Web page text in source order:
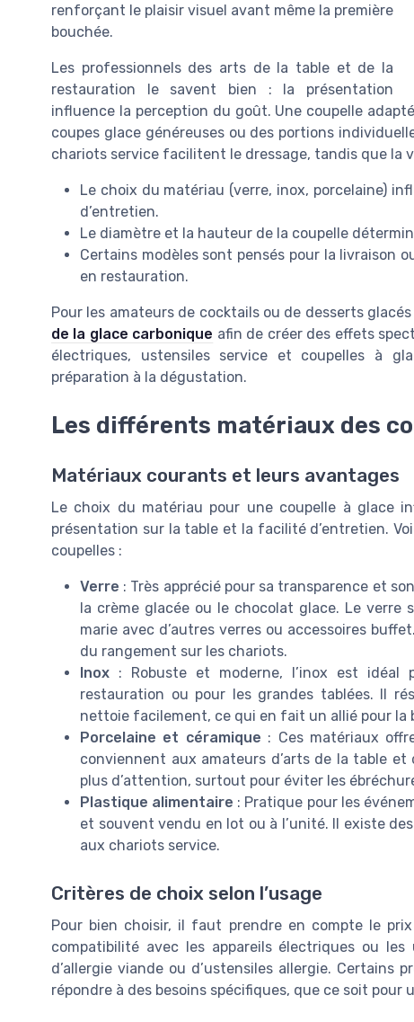
renforçant le plaisir visuel avant même la première
bouchée.
Les professionnels des arts de la table et de la
restauration le savent bien : la présentation
influence la perception du goût. Une coupelle
coupes glace généreuses ou des portions
chariots service facilitent le dressage, tandis que la
Le choix du matériau (verre, inox, porcelaine)
d’entretien.
Le diamètre et la hauteur de la coupelle
Certains modèles sont pensés pour la livraison
en restauration.
Pour les amateurs de cocktails ou de desserts
de la glace carbonique afin de créer des effets
électriques, ustensiles service et coupelles à
préparation à la dégustation.
Les différents matériaux des
Matériaux courants et leurs avantages
Le choix du matériau pour une coupelle à glace
présentation sur la table et la facilité d’entretien.
coupelles :
Verre : Très apprécié pour sa transparence et
la crème glacée ou le chocolat glace. Le
marie avec d’autres verres ou accessoires
du rangement sur les chariots.
Inox : Robuste et moderne, l’inox est idéal
restauration ou pour les grandes tablées. Il
nettoie facilement, ce qui en fait un allié pour la
Porcelaine et céramique : Ces matériaux
conviennent aux amateurs d’arts de la table
plus d’attention, surtout pour éviter les
Plastique alimentaire : Pratique pour les
et souvent vendu en lot ou à l’unité. Il existe
aux chariots service.
Critères de choix selon l’usage
Pour bien choisir, il faut prendre en compte le
compatibilité avec les appareils électriques ou
d’allergie viande ou d’ustensiles allergie.
répondre à des besoins spécifiques, que ce soit